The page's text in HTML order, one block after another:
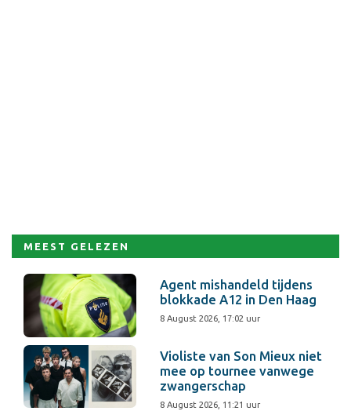
MEEST GELEZEN
Agent mishandeld tijdens
blokkade A12 in Den Haag
8 August 2026, 17:02 uur
Violiste van Son Mieux niet
mee op tournee vanwege
zwangerschap
8 August 2026, 11:21 uur